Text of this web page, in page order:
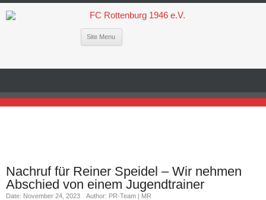
Site Menu
Nachruf für Reiner Speidel – Wir nehmen
Abschied von einem Jugendtrainer
Date: November 24, 2023 Author: PR-Team | MR